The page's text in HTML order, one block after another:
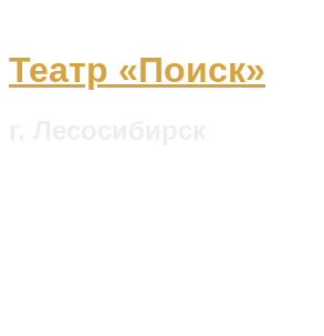
Театр «Поиск»